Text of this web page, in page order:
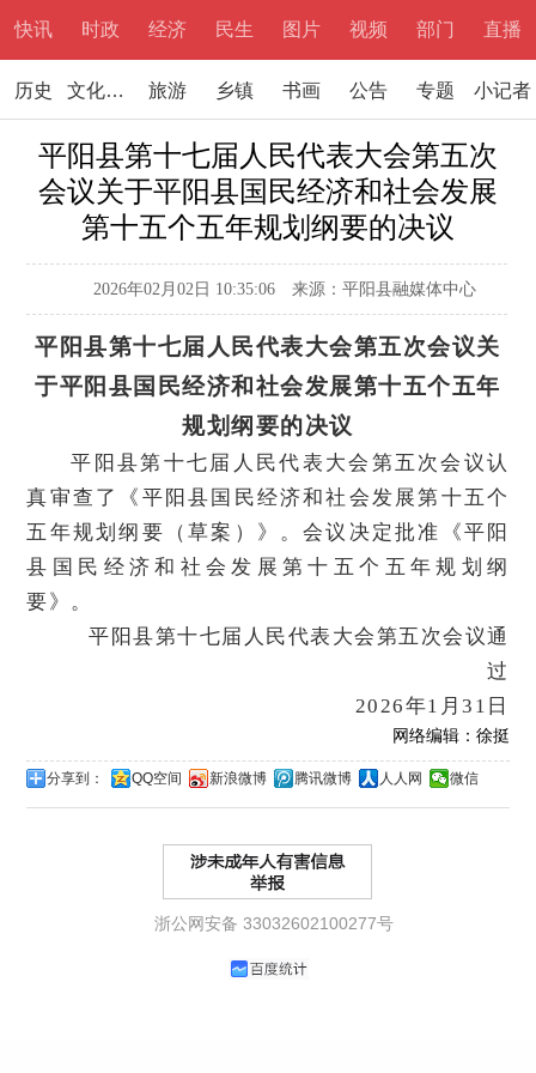
快讯 时政 经济 民生 图片 视频 部门 直播
历史 文化文学 旅游 乡镇 书画 公告 专题 小记者
平阳县第十七届人民代表大会第五次
会议关于平阳县国民经济和社会发展
第十五个五年规划纲要的决议
2026年02月02日 10:35:06 来源：平阳县融媒体中心
平阳县第十七届人民代表大会第五次会议关
于平阳县国民经济和社会发展第十五个五年
规划纲要的决议
平阳县第十七届人民代表大会第五次会议认
真审查了《平阳县国民经济和社会发展第十五个
五年规划纲要（草案）》。会议决定批准《平阳
县国民经济和社会发展第十五个五年规划纲
要》。
平阳县第十七届人民代表大会第五次会议通
过
2026年1月31日
网络编辑：徐挺
分享到： QQ空间 新浪微博 腾讯微博 人人网 微信
浙公网安备 33032602100277号